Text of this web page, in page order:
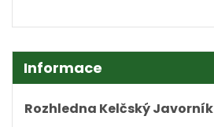
Informace
Rozhledna Kelčský Javorník